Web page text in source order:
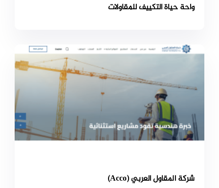
واحة حياة التكييف للمقاولات
شركة المقاول العربي (Acco)